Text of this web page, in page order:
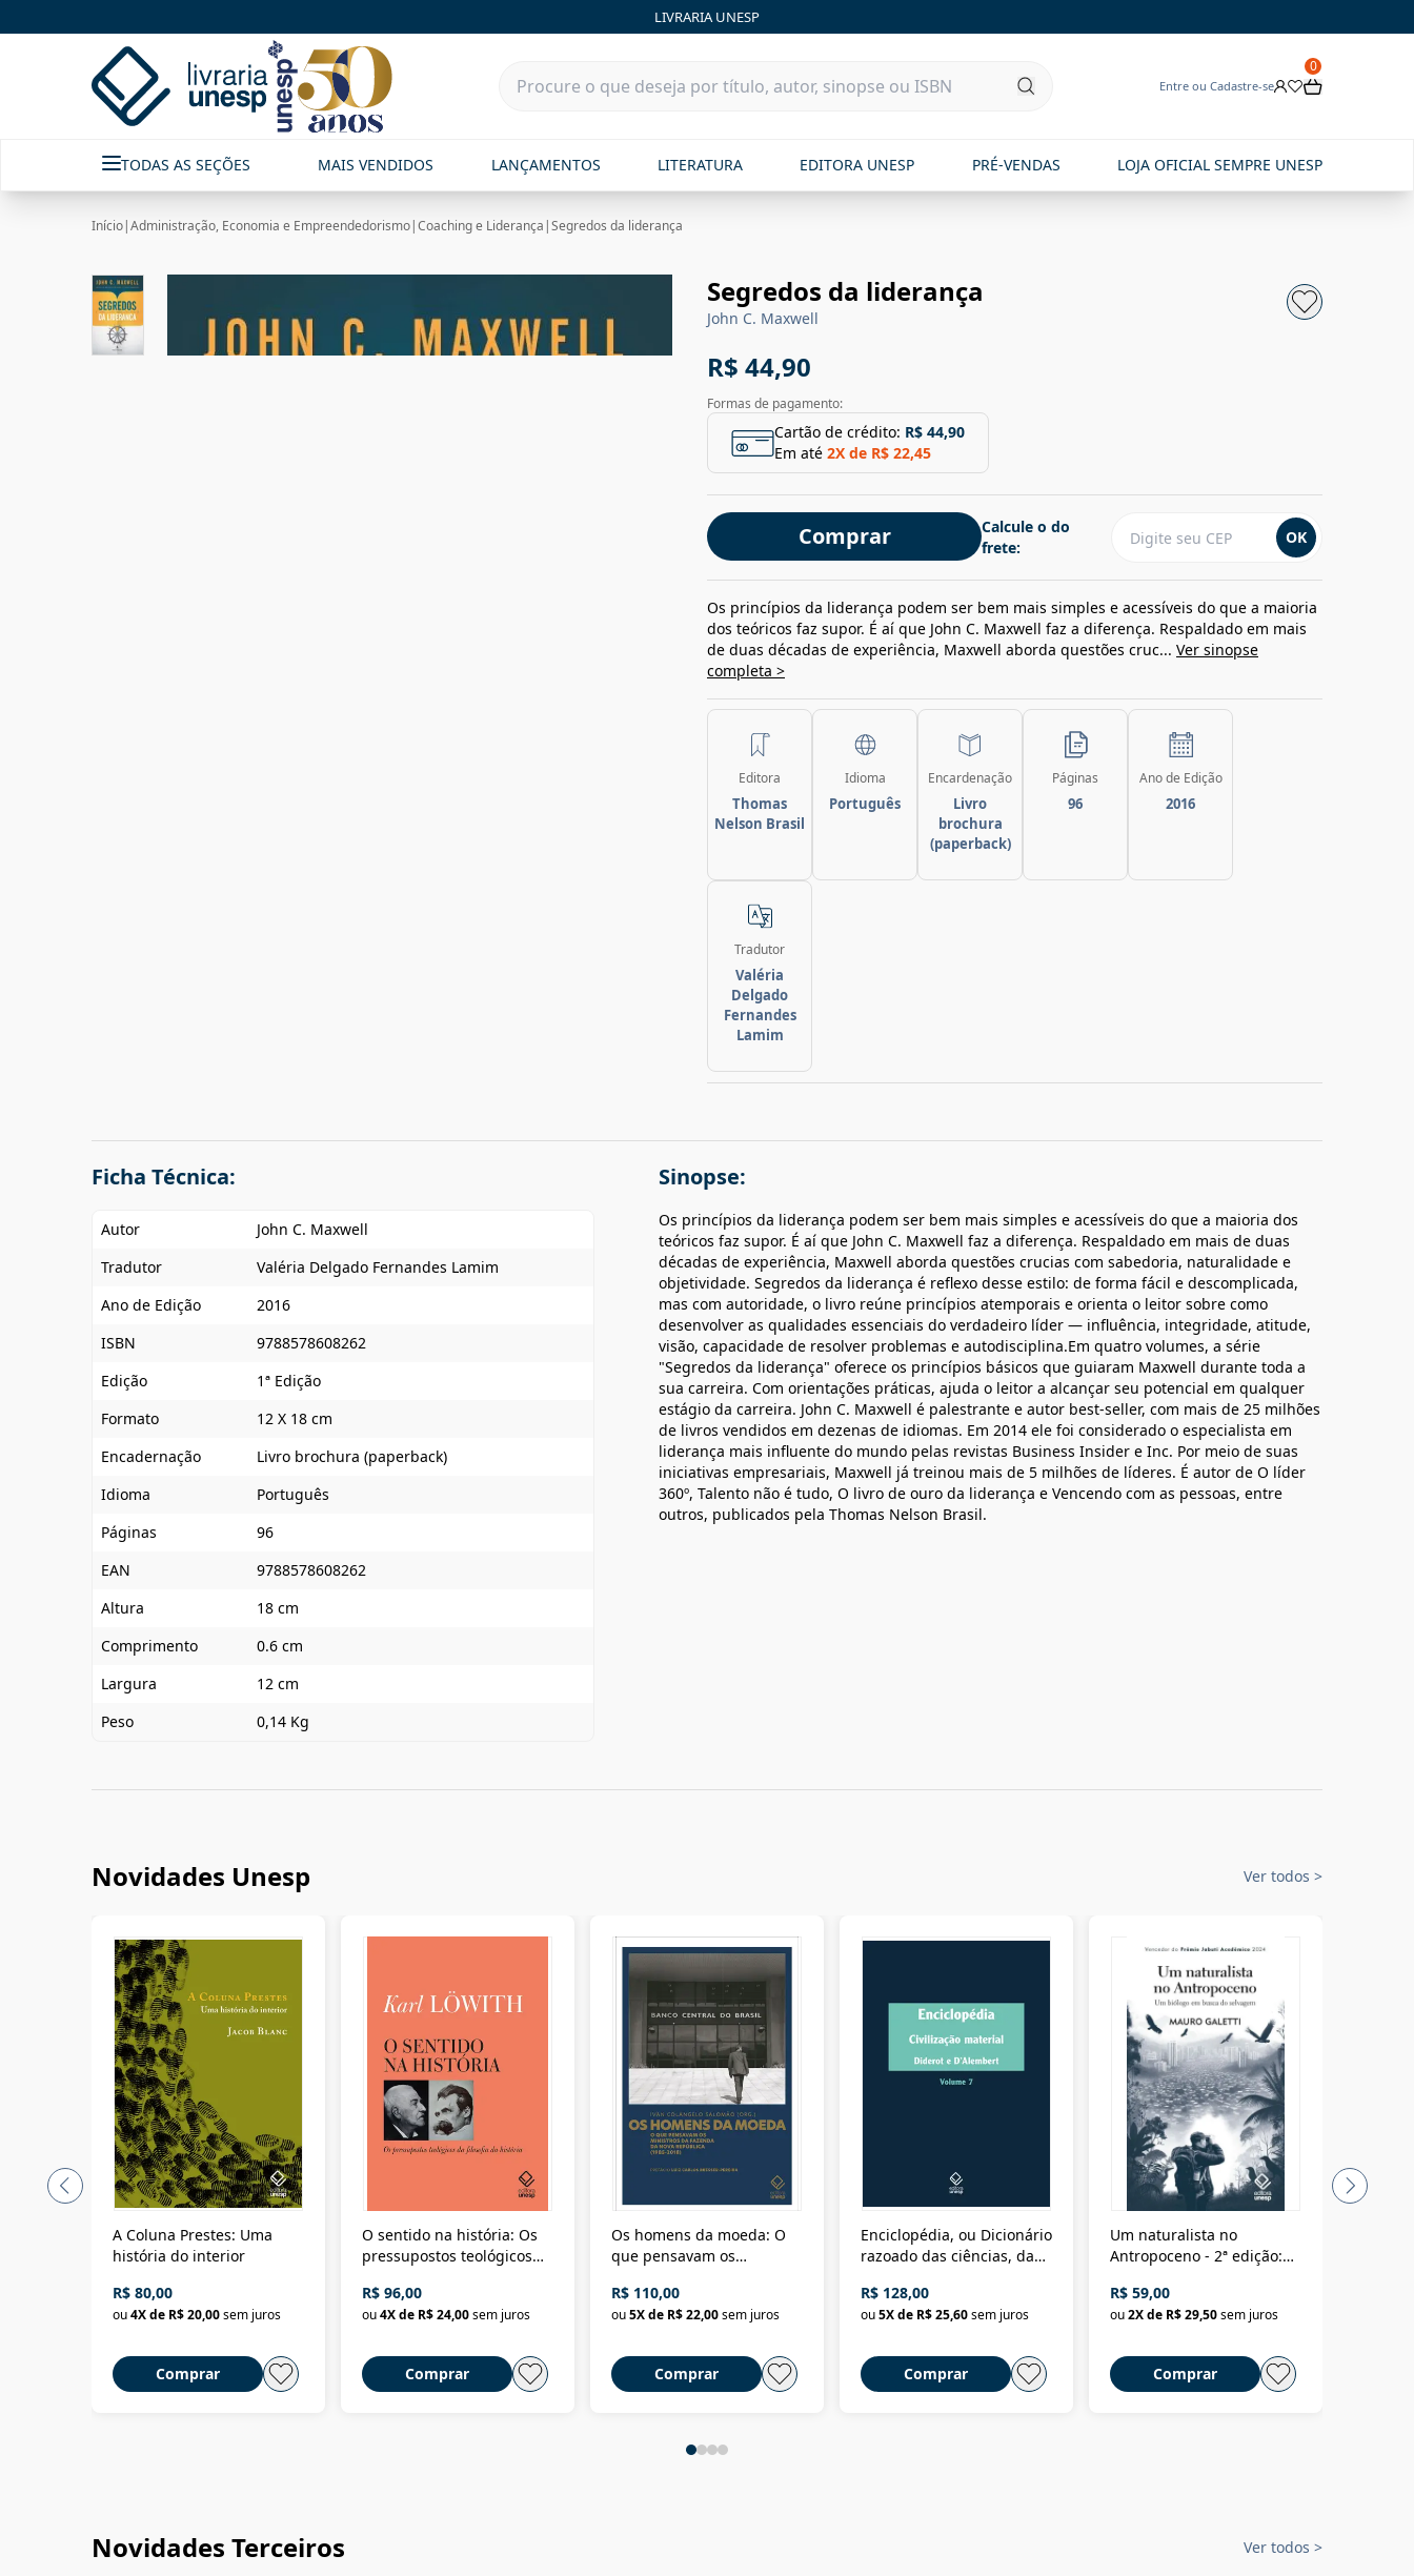
LIVRARIA UNESP
Entre ou Cadastre-se
0
TODAS AS SEÇÕES MAIS VENDIDOS LANÇAMENTOS LITERATURA EDITORA UNESP PRÉ-VENDAS LOJA OFICIAL SEMPRE UNESP
Início|Administração, Economia e Empreendedorismo|Coaching e Liderança |Segredos da liderança
Segredos da liderança
John C. Maxwell
R$ 44,90
Formas de pagamento:
Cartão de crédito: R$ 44,90
Em até 2X de R$ 22,45
Comprar
Calcule o do
frete:
OK
Os princípios da liderança podem ser bem mais simples e acessíveis do que a maioria
dos teóricos faz supor. É aí que John C. Maxwell faz a diferença. Respaldado em mais
de duas décadas de experiência, Maxwell aborda questões cruc... Ver sinopse
completa >
Editora
Thomas
Nelson Brasil
Idioma
Português
Encardenação
Livro
brochura
(paperback)
Páginas
96
Ano de Edição
2016
Tradutor
Valéria
Delgado
Fernandes
Lamim
Ficha Técnica:
Autor
John C. Maxwell
Tradutor
Valéria Delgado Fernandes Lamim
Ano de Edição
2016
ISBN
9788578608262
Edição
1ª Edição
Formato
12 X 18 cm
Encadernação
Livro brochura (paperback)
Idioma
Português
Páginas
96
EAN
9788578608262
Altura
18 cm
Comprimento
0.6 cm
Largura
12 cm
Peso
0,14 Kg
Sinopse:
Os princípios da liderança podem ser bem mais simples e acessíveis do que a maioria dos
teóricos faz supor. É aí que John C. Maxwell faz a diferença. Respaldado em mais de duas
décadas de experiência, Maxwell aborda questões crucias com sabedoria, naturalidade e
objetividade. Segredos da liderança é reflexo desse estilo: de forma fácil e descomplicada,
mas com autoridade, o livro reúne princípios atemporais e orienta o leitor sobre como
desenvolver as qualidades essenciais do verdadeiro líder — influência, integridade, atitude,
visão, capacidade de resolver problemas e autodisciplina.Em quatro volumes, a série
"Segredos da liderança" oferece os princípios básicos que guiaram Maxwell durante toda a
sua carreira. Com orientações práticas, ajuda o leitor a alcançar seu potencial em qualquer
estágio da carreira. John C. Maxwell é palestrante e autor best-seller, com mais de 25 milhões
de livros vendidos em dezenas de idiomas. Em 2014 ele foi considerado o especialista em
liderança mais influente do mundo pelas revistas Business Insider e Inc. Por meio de suas
iniciativas empresariais, Maxwell já treinou mais de 5 milhões de líderes. É autor de O líder
360º, Talento não é tudo, O livro de ouro da liderança e Vencendo com as pessoas, entre
outros, publicados pela Thomas Nelson Brasil.
Novidades Unesp Ver todos >
A Coluna Prestes: Uma
história do interior
R$ 80,00
ou4X de R$ 20,00sem juros
Comprar
O sentido na história: Os
pressupostos teológicos
R$ 96,00
ou4X de R$ 24,00sem juros
Comprar
Os homens da moeda: O
que pensavam os
Nova República (1985-
2018)
R$ 110,00
ou5X de R$ 22,00sem juros
Comprar
Enciclopédia, ou Dicionário
razoado das ciências, das
Civilização material
R$ 128,00
ou5X de R$ 25,60sem juros
Comprar
Um naturalista no
Antropoceno - 2ª edição:
selvagem
R$ 59,00
ou2X de R$ 29,50sem juros
Comprar
Novidades Terceiros Ver todos >